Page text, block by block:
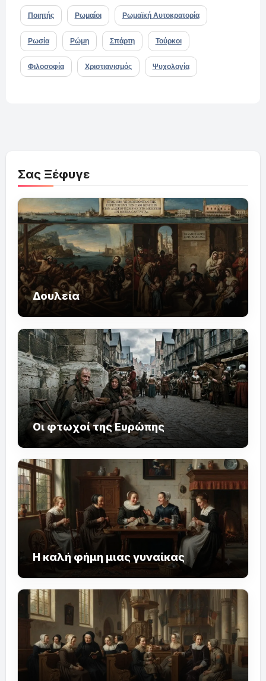
Ποιητής Ρωμαίοι Ρωμαϊκή Αυτοκρατορία
Ρωσία Ρώμη Σπάρτη Τούρκοι
Φιλοσοφία Χριστιανισμός Ψυχολογία
Σας Ξέφυγε
Δουλεία
Οι φτωχοί της Ευρώπης
Η καλή φήμη μιας γυναίκας